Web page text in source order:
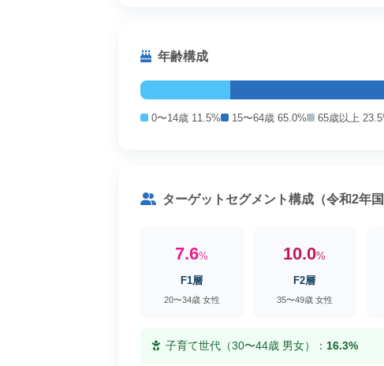
年齢構成
0〜14歳 11.5% 15〜64歳 65.0% 65歳以上
ターゲットセグメント構成（令和2年国
7.6%
F1層
20〜34歳 女性
10.0%
F2層
35〜49歳 女性
子育て世代（30〜44歳 男女）： 16.3%